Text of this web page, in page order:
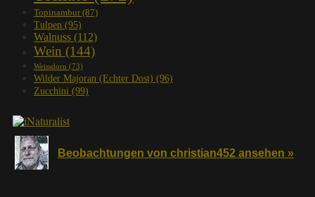
Topinambur(87)
Tulpen (95)
Walnuss (112)
Wein (144)
Weissdorn (73)
Wilder Majoran (Echter Dost) (96)
Zucchini (99)
Beobachtungen von christian452 ansehen »